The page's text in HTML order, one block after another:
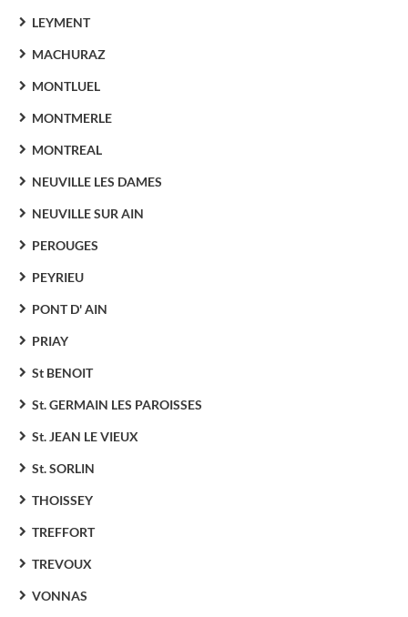
LEYMENT
MACHURAZ
MONTLUEL
MONTMERLE
MONTREAL
NEUVILLE LES DAMES
NEUVILLE SUR AIN
PEROUGES
PEYRIEU
PONT D' AIN
PRIAY
St BENOIT
St. GERMAIN LES PAROISSES
St. JEAN LE VIEUX
St. SORLIN
THOISSEY
TREFFORT
TREVOUX
VONNAS